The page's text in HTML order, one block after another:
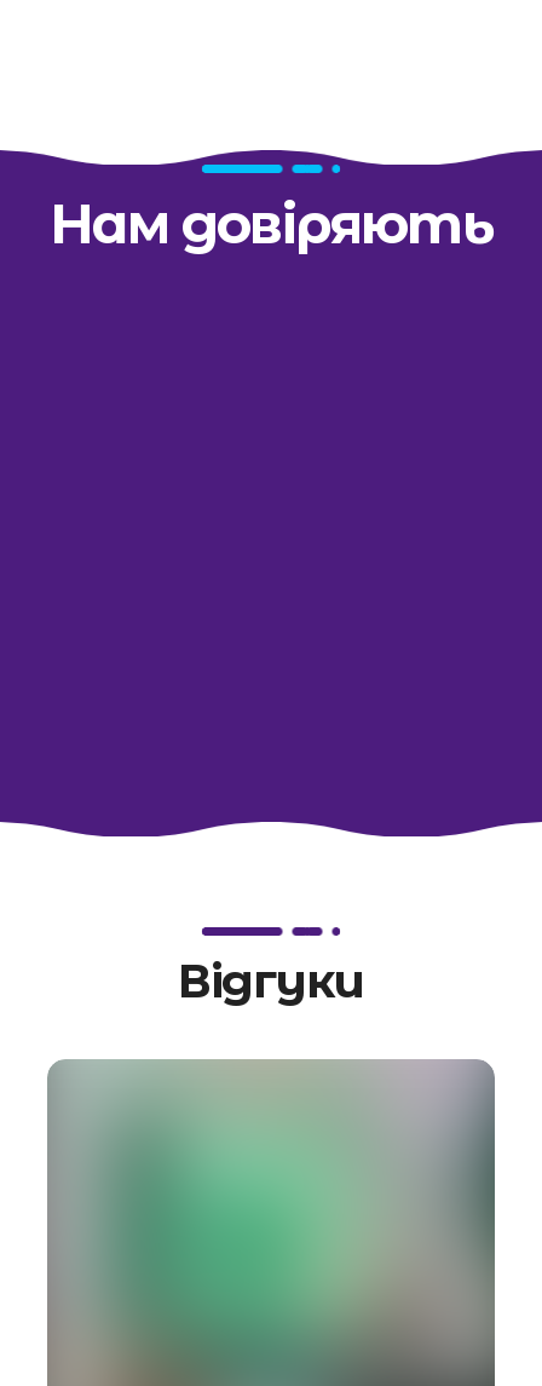
Нам довіряють
Відгуки